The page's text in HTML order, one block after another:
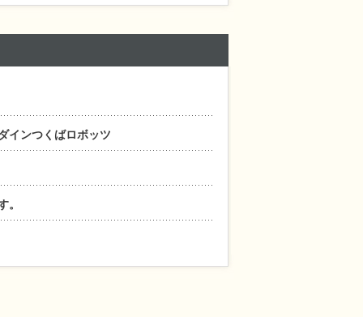
インつくばロボッツ
。